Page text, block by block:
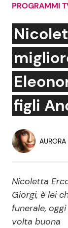
Cerca:
News e
Attualità
Dal Mondo
Economia
Persone
Politica
PROGRAMMI
figli
Nicoletta
Giorgi, è lei
funerale,
volta buona